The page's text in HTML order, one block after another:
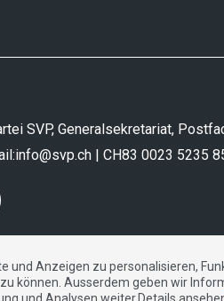
SVP, Generalsekretariat,
info@svp.ch | CH83 0023 5235
|Kontakt
und Anzeigen zu personalisieren,
können. Ausserdem geben wir